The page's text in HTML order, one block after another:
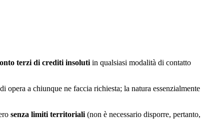
terzi di crediti insolutiin qualsiasi modalità di contatto
a chiunque ne faccia richiesta; la natura essenzialmente
senza limiti territoriali(non è necessario disporre, pertanto,